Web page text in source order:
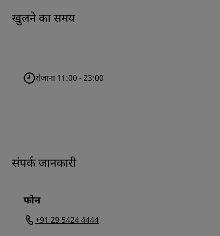
खुलने का समय
रोजाना 11:00 - 23:00
संपर्क जानकारी
फोन
+91 29 5424 4444